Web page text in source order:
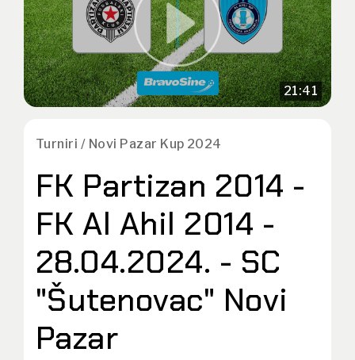
21:41
Turniri / Novi Pazar Kup 2024
FK Partizan 2014 -
FK Al Ahil 2014 -
28.04.2024. - SC
"Šutenovac" Novi
Pazar